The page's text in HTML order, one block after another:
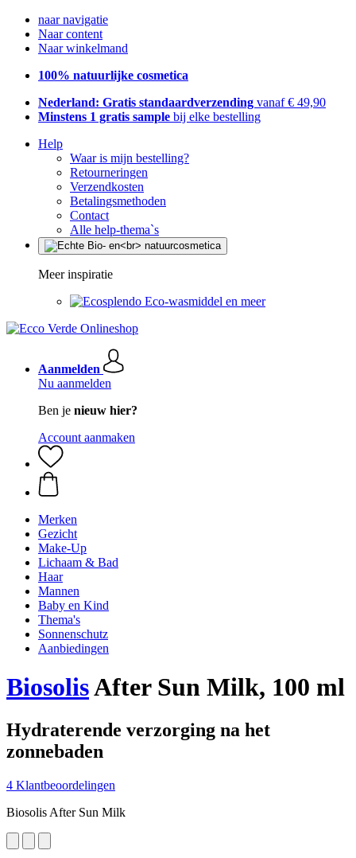
naar navigatie
Naar content
Naar winkelmand
100% natuurlijke cosmetica
Nederland: Gratis standaardverzending vanaf € 49,90
Minstens 1 gratis sample bij elke bestelling
Help
Waar is mijn bestelling?
Retourneringen
Verzendkosten
Betalingsmethoden
Contact
Alle help-thema`s
Meer inspiratie
Eco-wasmiddel en meer
Aanmelden
Nu aanmelden
Ben je nieuw hier?
Account aanmaken
Merken
Gezicht
Make-Up
Lichaam & Bad
Haar
Mannen
Baby en Kind
Thema's
Sonnenschutz
Aanbiedingen
BiosolisAfter Sun Milk, 100 ml
Hydraterende verzorging na het
zonnebaden
4 Klantbeoordelingen
Biosolis After Sun Milk